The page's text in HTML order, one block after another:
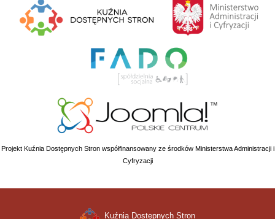
Projekt Kuźnia Dostępnych Stron współfinansowany ze środków Ministerstwa Administracji i
Cyfryzacji
Kuźnia Dostępnych Stron